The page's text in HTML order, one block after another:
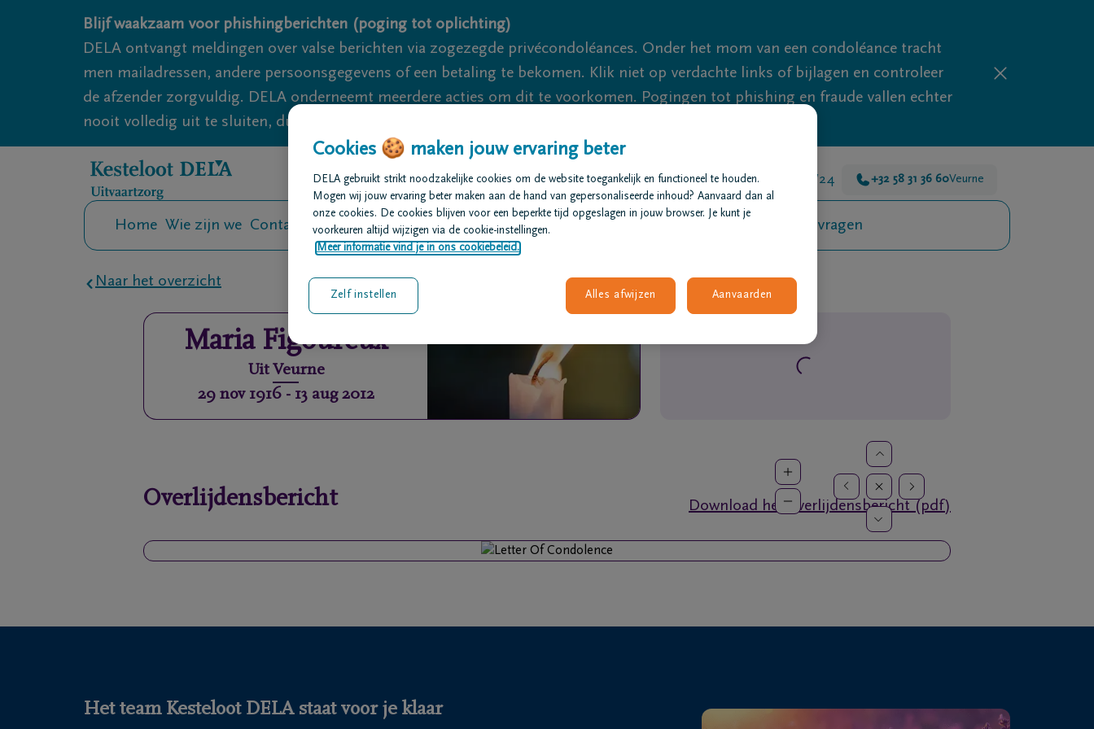
Overslaan en naar inhoud gaan
Blijf waakzaam voor phishingberichten (poging tot oplichting)
DELA ontvangt meldingen over valse berichten via zogezegde privécondoléances. Onder het mom van een condoléance tracht
men mailadressen, andere persoonsgegevens of een betaling te bekomen. Klik niet op verdachte links of bijlagen en controleer
de afzender zorgvuldig. DELA onderneemt meerdere acties om dit te voorkomen. Pogingen tot phishing en fraude vallen echter
nooit volledig uit te sluiten, dus blijf waakzaam.
We zijn er voor je 24u/24 +32 58 31 36 60Veurne
Home Wie zijn we Contact Uitvaart regelen Overlijdensberichten Veelgestelde vragen
Naar het overzicht
Maria Figoureux
Uit Veurne
29 nov 1916- 13 aug 2012
Overlijdensbericht Download het overlijdensbericht (pdf)
Het team Kesteloot DELA staat voor je klaar
Cookies 🍪 maken jouw ervaring beter
DELA gebruikt strikt noodzakelijke cookies om de website toegankelijk en functioneel te houden.
Mogen wij jouw ervaring beter maken aan de hand van gepersonaliseerde inhoud? Aanvaard dan al
onze cookies. De cookies blijven voor een beperkte tijd opgeslagen in jouw browser. Je kunt je
voorkeuren altijd wijzigen via de cookie-instellingen.
Meer informatie vind je in ons cookiebeleid.
Alles afwijzen Aanvaarden
Zelf instellen